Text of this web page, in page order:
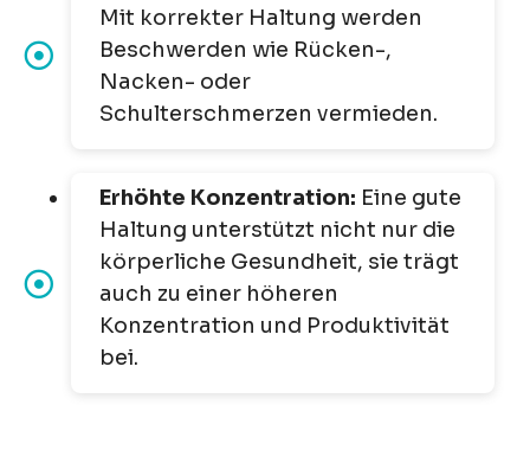
Mit korrekter Haltung werden
Beschwerden wie Rücken-,
Nacken- oder
Schulterschmerzen vermieden.
Erhöhte Konzentration: Eine gute
Haltung unterstützt nicht nur die
körperliche Gesundheit, sie trägt
auch zu einer höheren
Konzentration und Produktivität
bei.